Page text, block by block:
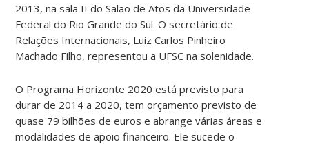
2013, na sala II do Salão de Atos da Universidade
Federal do Rio Grande do Sul. O secretário de
Relações Internacionais, Luiz Carlos Pinheiro
Machado Filho, representou a UFSC na solenidade.
O Programa Horizonte 2020 está previsto para
durar de 2014 a 2020, tem orçamento previsto de
quase 79 bilhões de euros e abrange várias áreas e
modalidades de apoio financeiro. Ele sucede o